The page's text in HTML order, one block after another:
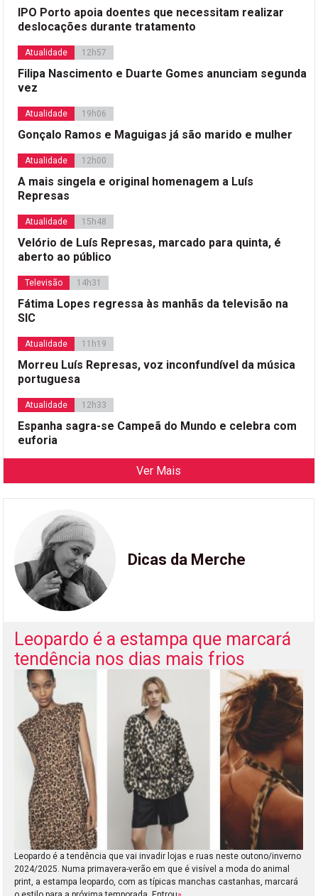
IPO Porto apoia doentes que necessitam realizar
deslocações durante tratamento
Atualidade 12h57
Filipa Nascimento e Duarte Gomes anunciam segunda
vez
Atualidade 19h06
Gonçalo Ramos e Maguigas já são marido e mulher
Atualidade 12h00
A mais singela e original homenagem a Luís
Represas
Atualidade 15h48
Velório de Luís Represas, marcado para quinta, é
aberto ao público
Televisão 14h31
Fátima Lopes regressa às manhãs da televisão na
SIC
Atualidade 11h19
Morreu Luís Represas, voz inconfundível da música
portuguesa
Atualidade 12h33
Espanha sagra-se Campeã do Mundo e celebra com
euforia
Ver Mais
Dicas da Merche
Leopardo é a estampa que marcará
tendência nos dias mais frios
Leopardo é a tendência que vai invadir lojas e ruas neste outono/inverno
2024/2025. Numa primavera-verão em que é visível a moda do animal
print, a estampa leopardo, com as típicas manchas castanhas, marcará